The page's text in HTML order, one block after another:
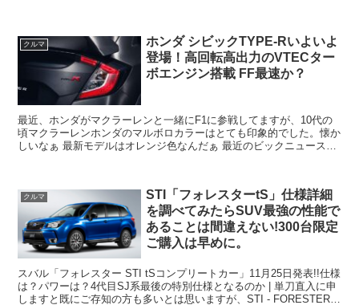
クルマ
ホンダ シビックTYPE-Rいよいよ
登場！高回転高出力のVTECター
ボエンジン搭載 FF最速か？
最近、ホンダがマクラーレンと一緒にF1に参戦してますが、10代の
頃マクラーレンホンダのマルボロカラーはとても印象的でした。懐か
しいなぁ 最新モデルはオレンジ色なんだぁ 最近のビックニュースは
クルマ
STI「フォレスターtS」仕様詳細
を調べてみたらSUV最強の性能で
あることは間違えない!300台限定
ご購入は早めに。
スバル「フォレスター STI tSコンプリートカー」11月25日発表!!仕様
は？パワーは？4代目SJ系最後の特別仕様となるのか | 単刀直入に申
しますと既にご存知の方も多いとは思いますが、STI - FORESTER